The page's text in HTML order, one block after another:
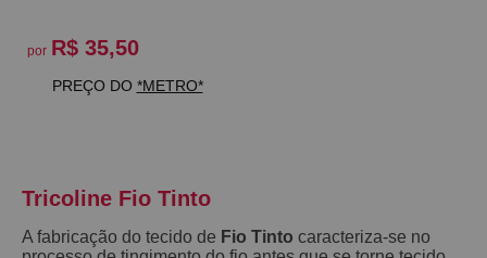
por R$ 35,50
PREÇO DO *METRO*
Tricoline Fio Tinto
A fabricação do tecido de Fio Tinto caracteriza-se no